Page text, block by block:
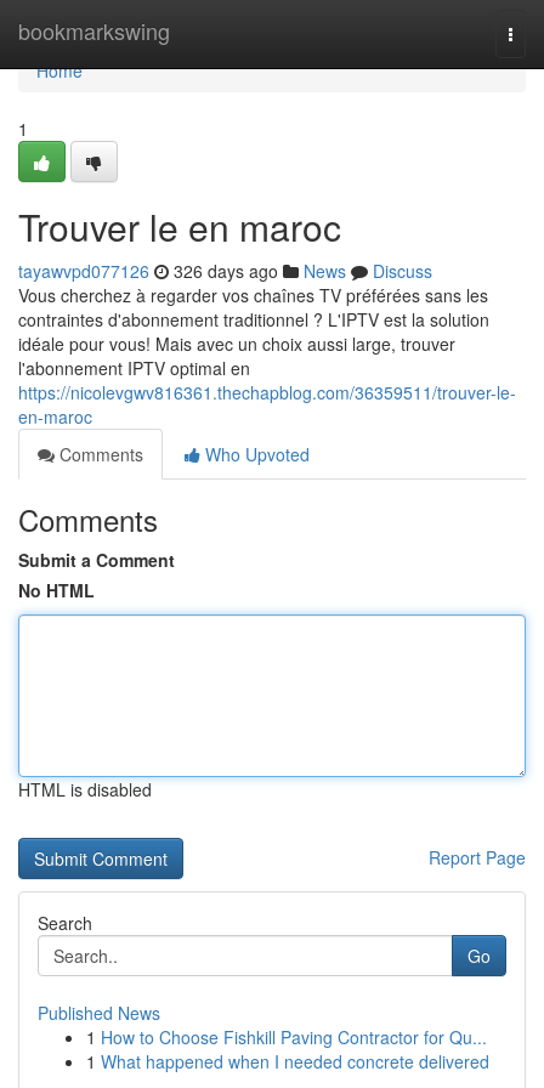
bookmarkswing
Home
Home
1
Trouver le en maroc
tayawvpd077126 326 days ago News
Discuss
Vous cherchez à regarder vos chaînes TV préférées sans les
contraintes d'abonnement traditionnel ? L'IPTV est la solution
idéale pour vous! Mais avec un choix aussi large, trouver
l'abonnement IPTV optimal en
https://nicolevgwv816361.thechapblog.com/36359511/trouver-le-
en-maroc
Comments
Who Upvoted
Comments
Submit a Comment
No HTML
HTML is disabled
Report Page
Search
Go
Published News
1 How to Choose Fishkill Paving Contractor for Qu...
1 What happened when I needed concrete delivered